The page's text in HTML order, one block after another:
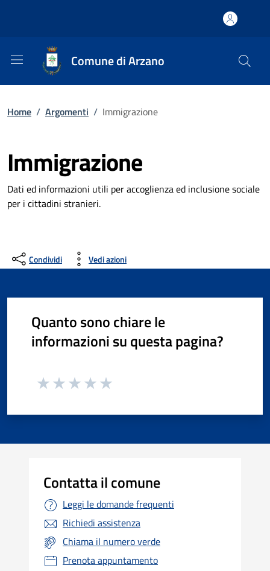
Comune di Arzano
Home / Argomenti / Immigrazione
Immigrazione
Dati ed informazioni utili per accoglienza ed inclusione sociale
per i cittadini stranieri.
Condividi Vedi azioni
Quanto sono chiare le
informazioni su questa pagina?
Contatta il comune
Leggi le domande frequenti
Richiedi assistenza
Chiama il numero verde
Prenota appuntamento